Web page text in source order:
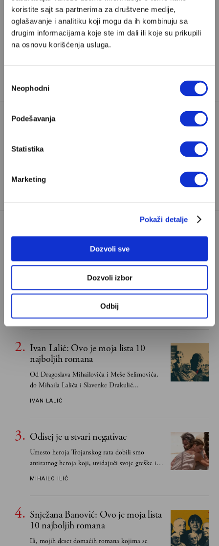
koristite sajt sa partnerima za društvene medije,
oglašavanje i analitiku koji mogu da ih kombinuju sa
drugim informacijama koje ste im dali ili koje su prikupili
na osnovu korišćenja usluga.
сагласности
Neophodni
Podešavanja
Statistika
Marketing
Pokaži detalje
Dozvoli sve
Dozvoli izbor
Odbij
Pretplata
Već imate nalog?
Velikih priča.
ŠPANSKI FILM
POPULARNO
S Bogom na "ti"
za mene je Bog sloboda. Mnogi mogu da vole, a
tek retki mogu da podnesu slobodu
Ivan Lalić: Ovo je moja lista 10
najboljih romana
Od Dragoslava Mihailovića i Meše Selimovića,
do Mihaila Lalića i Slavenke Drakulić...
IVAN LALIĆ
Odisej je u stvari negativac
Umesto heroja Trojanskog rata dobili smo
antiratnog heroja koji, uviđajući svoje greške i
učeći na njima, shvata da postoje stvari koje su
MIHAILO ILIĆ
Snježana Banović: Ovo je moja lista
10 najboljih romana
Ili, mojih deset domaćih romana kojima se